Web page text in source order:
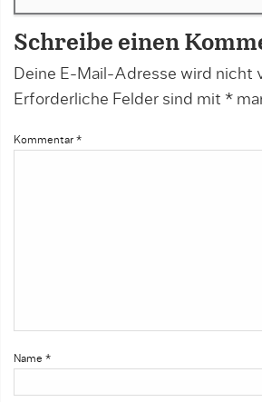
Schreibe einen
Deine E-Mail-Adresse wird nicht
Erforderliche Felder sind mit *
Kommentar *
Name *